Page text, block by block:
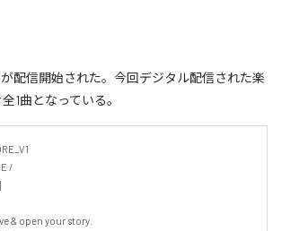
が配信開始された。今回デジタル配信された楽
1曲となっている。
/
& open your story.